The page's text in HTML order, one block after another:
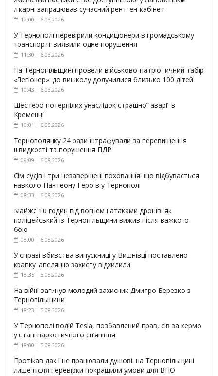
лікарні запрацював сучасний рентген-кабінет
12:00 | 6.08.2026
У Тернополі перевірили кондиціонери в громадському
транспорті: виявили одне порушення
11:30 | 6.08.2026
На Тернопільщині провели військово-патріотичний табір
«Легіонер»: до вишколу долучилися близько 100 дітей
10:43 | 6.08.2026
Шестеро потерпілих унаслідок страшної аварії в
Кременці
10:01 | 6.08.2026
Тернополянку 24 рази штрафували за перевищення
швидкості та порушення ПДР
09:09 | 6.08.2026
Сім судів і три незавершені поховання: що відбувається
навколо Пантеону Героїв у Тернополі
08:33 | 6.08.2026
Майже 10 годин під вогнем і атаками дронів: як
поліцейський із Тернопільщини вижив після важкого
бою
08:00 | 6.08.2026
У справі вбивства випускниці у Вишнівці поставлено
крапку: апеляцію захисту відхилили
18:35 | 5.08.2026
На війні загинув молодий захисник Дмитро Березко з
Тернопільщини
18:23 | 5.08.2026
У Тернополі водій Tesla, позбавлений прав, сів за кермо
у стані наркотичного сп’яніння
18:00 | 5.08.2026
Протікав дах і не працювали душові: на Тернопільщині
лише після перевірки покращили умови для ВПО